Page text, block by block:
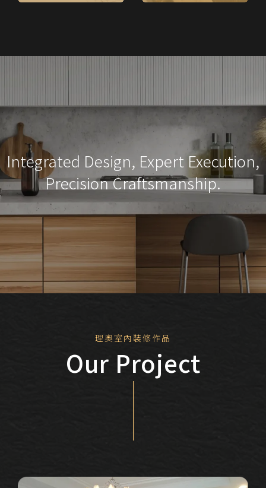
Integrated Design, Expert Execution,
Precision Craftsmanship.
理奧室 內 裝 修 作 品
Our Project